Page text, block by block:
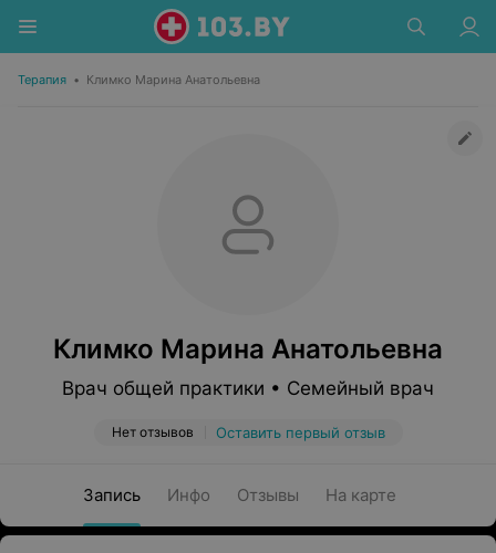
Терапия • Климко Марина Анатольевна
Климко Марина Анатольевна
Врач общей практики • Семейный врач
Нет отзывов Оставить первый отзыв
Запись Инфо Отзывы На карте